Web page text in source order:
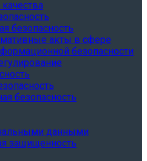
безопасность
акты в сфере
безопасности
безопасность
данными
защищенность